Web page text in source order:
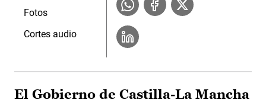
Fotos
Cortes audio
El Gobierno de Castilla-La Mancha